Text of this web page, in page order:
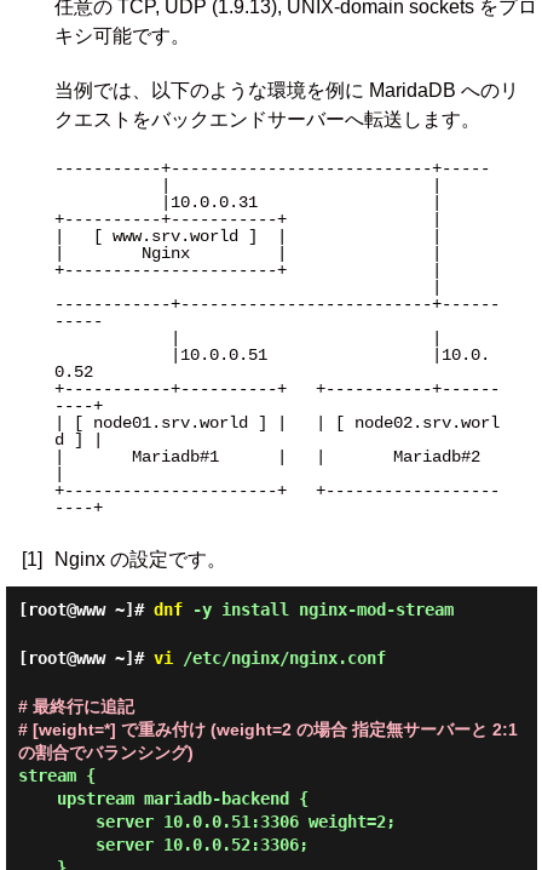
任意の TCP, UDP (1.9.13), UNIX-domain sockets をプロ
キシ可能です。
当例では、以下のような環境を例に MaridaDB へのリ
クエストをバックエンドサーバーへ転送します。
-----------+---------------------------+-----
+----------+-----------+               |
|   [ www.srv.world ]  |               |
|        Nginx         |               |
+----------------------+               |
------------+--------------------------+------
-----
0.52
+-----------+----------+   +-----------+------
----+
| [ node01.srv.world ] |   | [ node02.srv.worl
d ] |
|       Mariadb#1      |   |       Mariadb#2
+----------------------+   +------------------
----+
[1] Nginx の設定です。
[root@www ~]# dnf-y install nginx-mod-stream
[root@www ~]# vi /etc/nginx/nginx.conf
# 最終行に追記
# [weight=*] で重み付け (weight=2 の場合 指定無サーバーと 2:1
の割合でバランシング)
stream {